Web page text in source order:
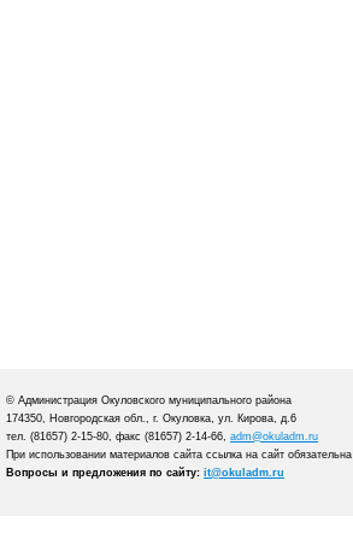
© Администрация Окуловского муниципального района
174350, Новгородская обл., г. Окуловка, ул. Кирова, д.6
тел. (81657) 2-15-80, факс (81657) 2-14-66, adm@okuladm.ru
При использовании материалов сайта ссылка на сайт обязательна
Вопросы и предложения по сайту: it@okuladm.ru